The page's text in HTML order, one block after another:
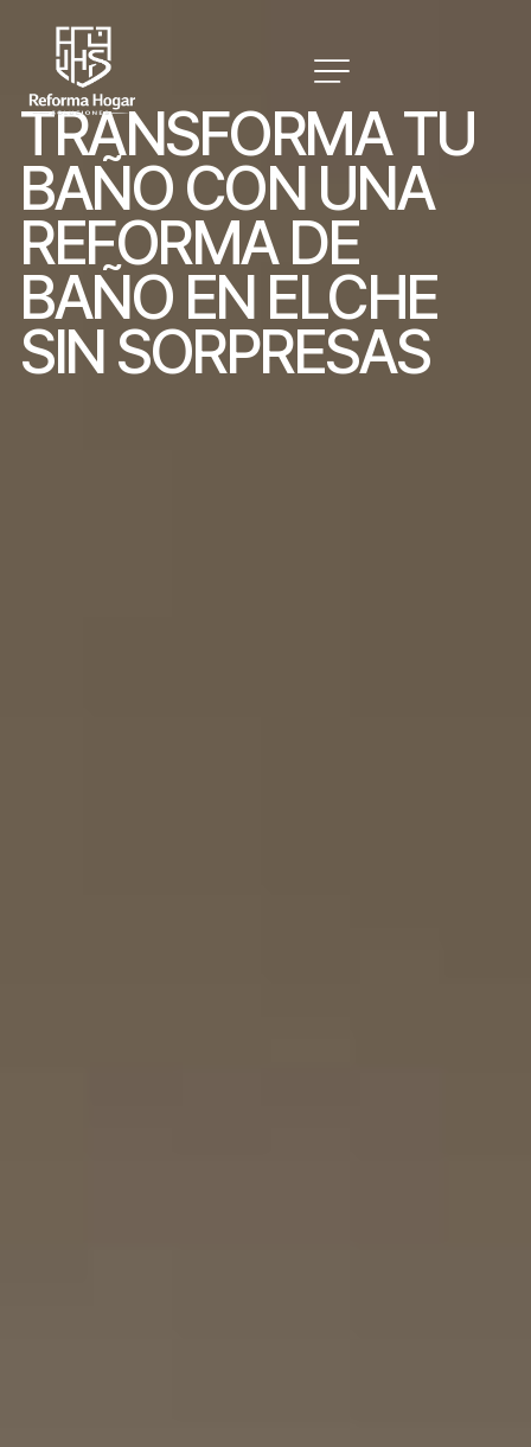
TRANSFORMATU
BAÑO CON UNA
REFORMA DE
BAÑO EN ELCHE
SIN SORPRESAS